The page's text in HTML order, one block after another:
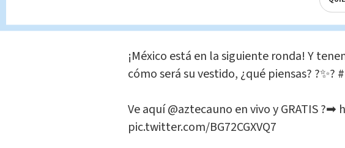
, fueron sólo algunos
recibió.
¡México está en la siguiente ronda! Y
cómo será su vestido, ¿qué piensas? ?✨?
Ve aquí@aztecauno en vivo y GRATIS ?➡
pic.twitter.com/BG72CGXVQ7